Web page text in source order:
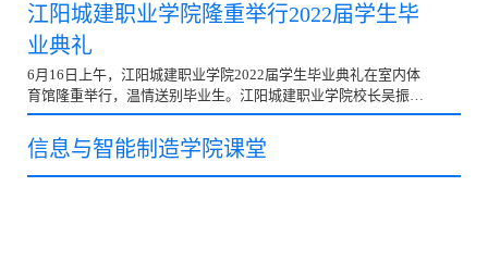
江阳城建职业学院隆重举行2022届学生毕
业典礼
6月16日上午，江阳城建职业学院2022届学生毕业典礼在室内体
育馆隆重举行，温情送别毕业生。江阳城建职业学院校长吴振
华，副校长吴炎龙、刘玉增、杨林、薛祖平，党委副书记、...
信息与智能制造学院课堂